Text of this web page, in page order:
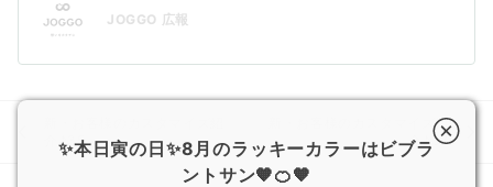
JOGGO 広報
介♪35
新・お客様のカスタマイズ紹
介♪37
✨本日寅の日✨8月のラッキーカラーはビブラ
ントサン🧡🍊🧡